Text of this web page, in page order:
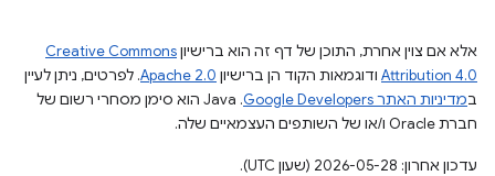
אלא אם צוין אחרת, התוכן של דף זה הוא ברישיוןCreative Commons
Attribution 4.0 ודוגמאות הקוד הן ברישיון Apache 2.0. לפרטים, ניתן לעיין
במדיניות האתר Google Developers‏
.‏ Java הוא סימן מסחרי רשום של
חברת Oracle ו/או של השותפים העצמאיים שלה.
עדכון אחרון: 2026-05-28 (שעון UTC).